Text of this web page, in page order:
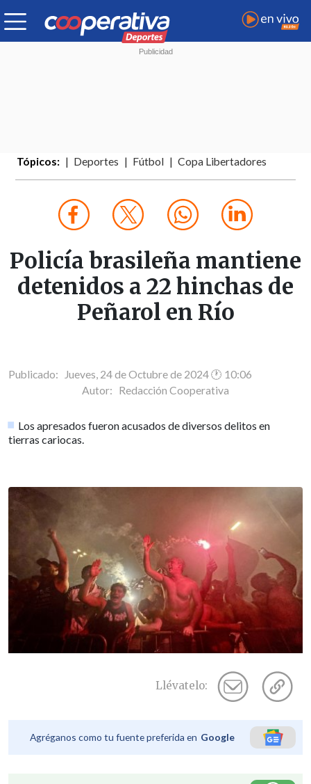
Tópicos: Deportes Fútbol Copa Libertadores
Policía brasileña mantiene
detenidos a 22 hinchas de
Peñarol en Río
Publicado: Jueves, 24 de Octubre de 2024 🕐 10:06
Autor: Redacción Cooperativa
Los apresados fueron acusados de diversos delitos en
tierras cariocas.
Llévatelo:
Agréganos como tu fuente preferida en Google